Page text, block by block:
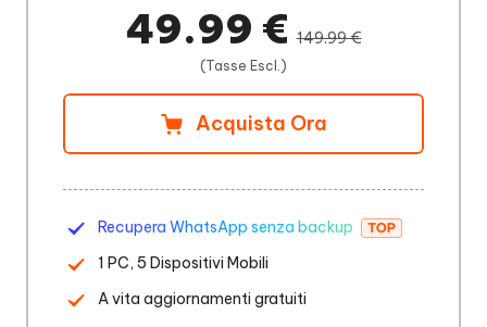
49.99 €149.99 €
(Tasse Escl.)
Acquista Ora
Recupera WhatsApp senza backup
1 PC, 5 Dispositivi Mobili
A vita aggiornamenti gratuiti